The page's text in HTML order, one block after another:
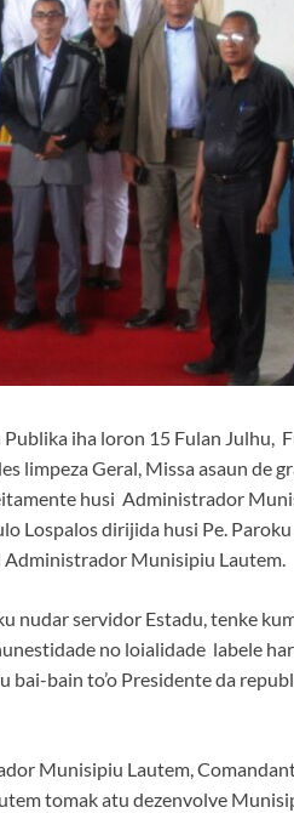
iha loron 15 Fulan Julhu,
limpeza Geral, Missa asaun de
husi Administrador
Lospalos dirijida husi Pe.
Administrador Munisipiu Lautem.
nudar servidor Estadu, tenke
no loialidade labele
bai-bain to’o Presidente da
Munisipiu Lautem,
tomak atu dezenvolve